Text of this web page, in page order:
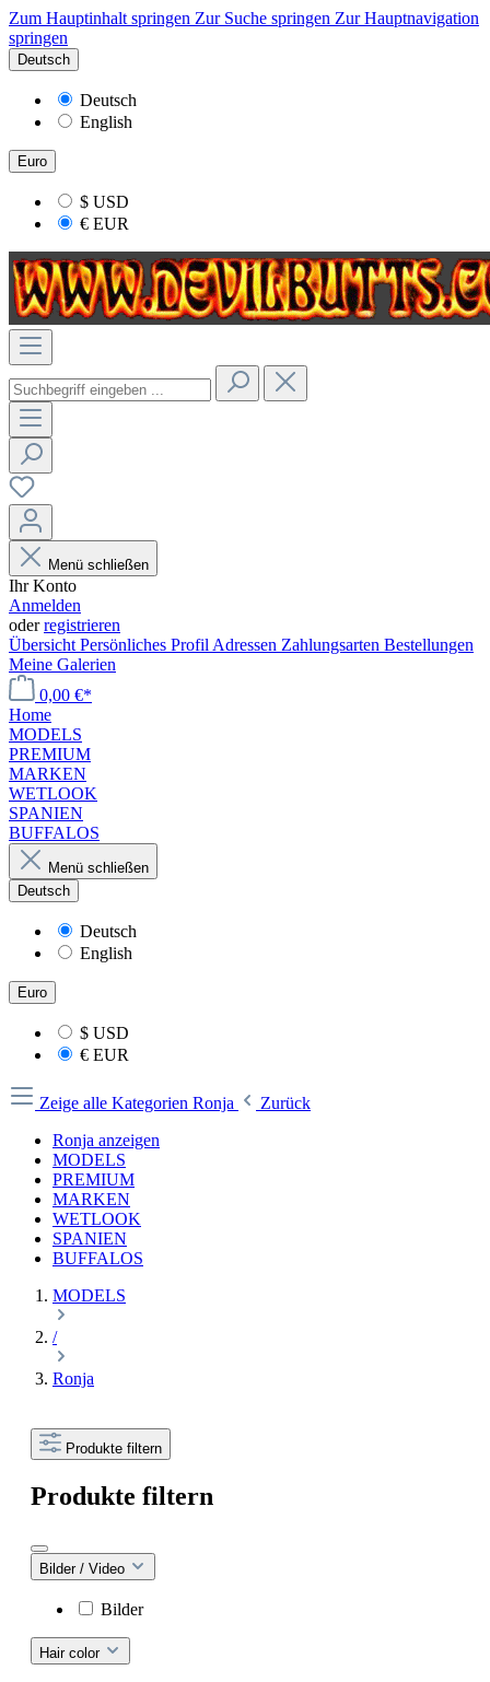
Zum Hauptinhalt springen Zur Suche springen Zur Hauptnavigation
springen
Deutsch
Deutsch
English
Euro
$ USD
€ EUR
Menü schließen
Ihr Konto
Anmelden
oderregistrieren
Übersicht Persönliches Profil Adressen Zahlungsarten Bestellungen
Meine Galerien
0,00 €*
Home
MODELS
PREMIUM
MARKEN
WETLOOK
SPANIEN
BUFFALOS
Menü schließen
Deutsch
Deutsch
English
Euro
$ USD
€ EUR
Zeige alle Kategorien Ronja
Zurück
Ronja anzeigen
MODELS
PREMIUM
MARKEN
WETLOOK
SPANIEN
BUFFALOS
MODELS
/
Ronja
Produkte filtern
Produkte filtern
Bilder / Video
Bilder
Hair color